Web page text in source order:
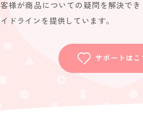
客様が商品についての疑問を解決で
イドラインを提供しています。
サポートはこ